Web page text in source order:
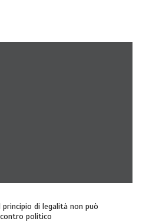
principio di legalità non può
politico